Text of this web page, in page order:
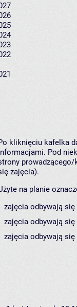
kliknięciu kafelka
Pod
zajęcia).
na planie
zajęcia odbywają
zajęcia odbywają
zajęcia odbywają się